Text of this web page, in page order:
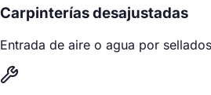
Carpinterías desajustadas
Entrada de aire o agua por